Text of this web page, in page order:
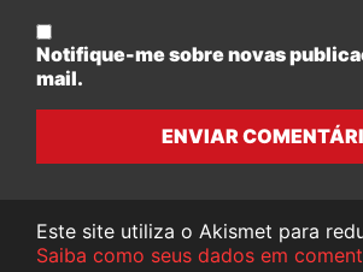
Notifique-me sobre novas
mail.
ENVIAR
Este site utiliza o Akismet para
Saiba como seus dados em